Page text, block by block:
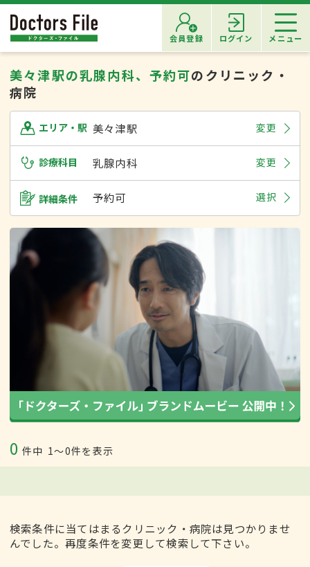
会員登録 ログイン メニュー
美々津駅の乳腺内科、予約可のクリニック・
病院
エリア・駅 美々津駅 変更
診療科目 乳腺内科 変更
詳細条件 予約可 選択
0 件中 1〜0件を表示
検索条件に当てはまるクリニック・病院は見つかりませ
んでした。再度条件を変更して検索して下さい。